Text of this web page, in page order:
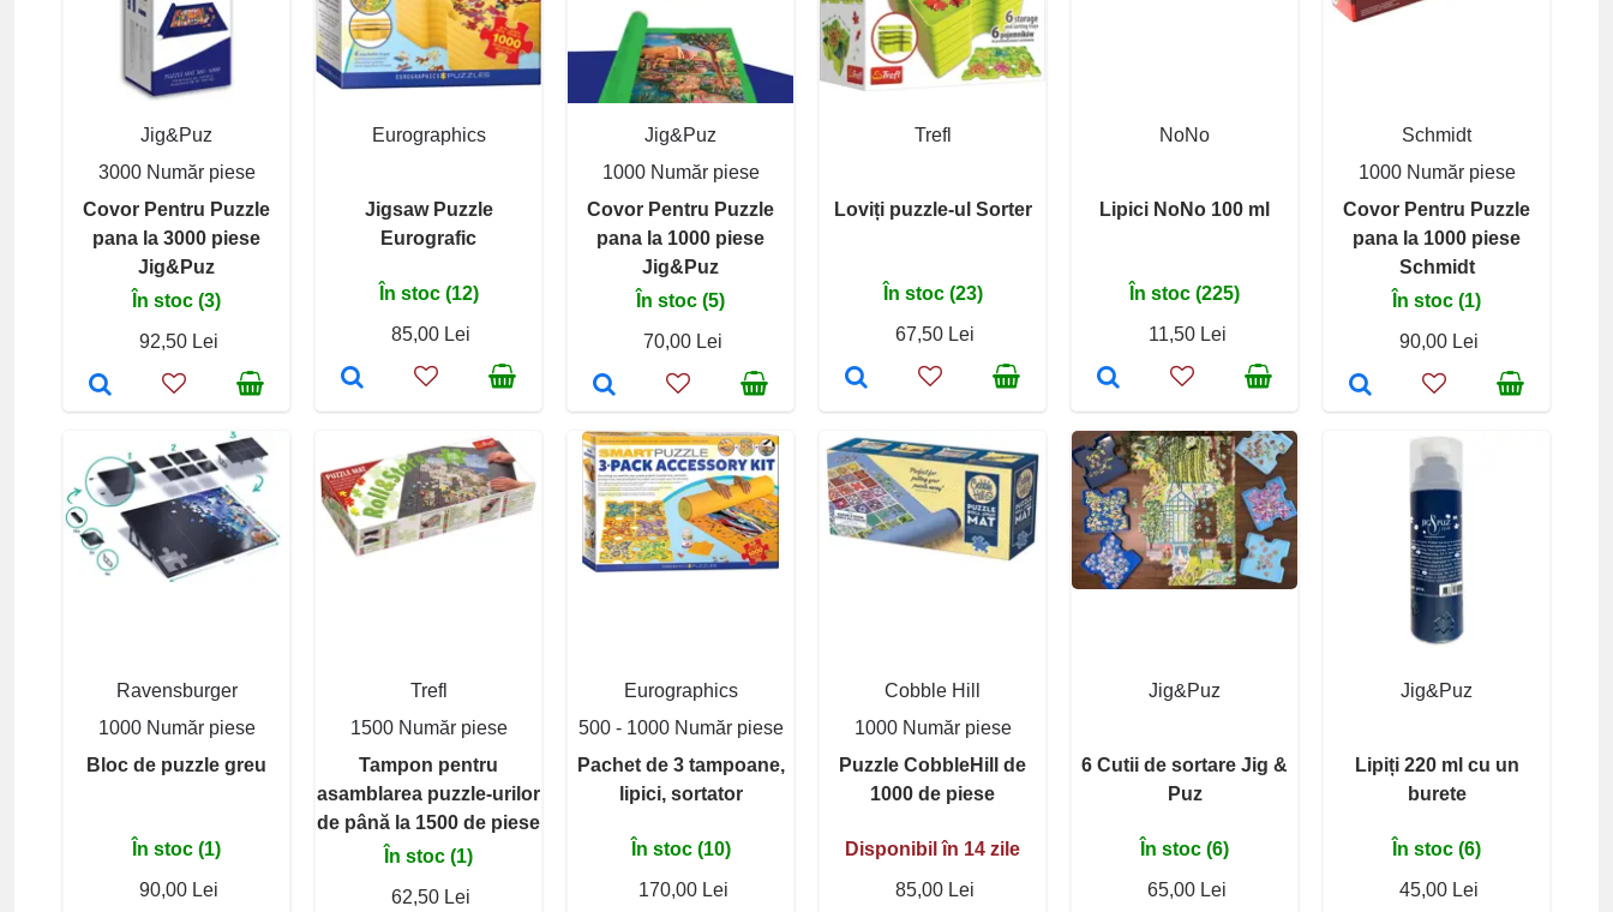
Jig&Puz
3000 Număr piese
Covor Pentru Puzzle
pana la 3000 piese
Jig&Puz
În stoc (3)
92,50 Lei
Eurographics
Jigsaw Puzzle
Eurografic
În stoc (12)
85,00 Lei
Jig&Puz
1000 Număr piese
Covor Pentru Puzzle
pana la 1000 piese
Jig&Puz
În stoc (5)
70,00 Lei
Trefl
Loviți puzzle-ul Sorter
În stoc (23)
67,50 Lei
NoNo
Lipici NoNo 100 ml
În stoc (225)
11,50 Lei
Schmidt
1000 Număr piese
Covor Pentru Puzzle
pana la 1000 piese
Schmidt
În stoc (1)
90,00 Lei
Ravensburger
1000 Număr piese
Bloc de puzzle greu
În stoc (1)
90,00 Lei
Trefl
1500 Număr piese
Tampon pentru
asamblarea puzzle-urilor
de până la 1500 de piese
În stoc (1)
62,50 Lei
Eurographics
500 - 1000 Număr piese
Pachet de 3 tampoane,
lipici, sortator
În stoc (10)
170,00 Lei
Cobble Hill
1000 Număr piese
Puzzle CobbleHill de
1000 de piese
Disponibil în 14 zile
85,00 Lei
Jig&Puz
6 Cutii de sortare Jig &
Puz
În stoc (6)
65,00 Lei
Jig&Puz
Lipiți 220 ml cu un
burete
În stoc (6)
45,00 Lei